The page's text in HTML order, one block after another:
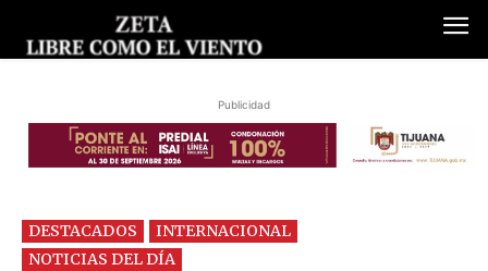
Publicidad
DESTACADOS
INTERNACIONAL
NOTICIAS DEL DÍA